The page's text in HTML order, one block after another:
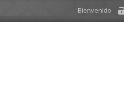
Bienvenido